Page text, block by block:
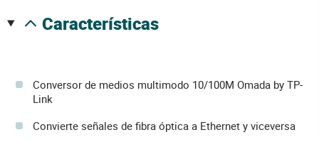
características
Conversor de medios multimodo 10/100M Omada by TP-
Link
Convierte señales de fibra óptica a Ethernet y viceversa